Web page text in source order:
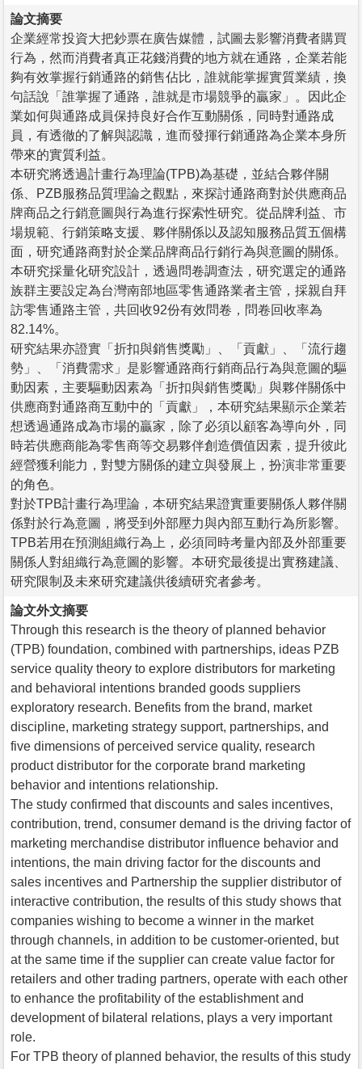
論文摘要
企業經常投資大把鈔票在廣告媒體，試圖去影響消費者購買
行為，然而消費者真正花錢消費的地方就在通路，企業若能
夠有效掌握行銷通路的銷售佔比，誰就能掌握實質業績，換
句話說「誰掌握了通路，誰就是市場競爭的贏家」。因此企
業如何與通路成員保持良好合作互動關係，同時對通路成
員，有透徹的了解與認識，進而發揮行銷通路為企業本身所
帶來的實質利益。
本研究將透過計畫行為理論(TPB)為基礎，並結合夥伴關
係、PZB服務品質理論之觀點，來探討通路商對於供應商品
牌商品之行銷意圖與行為進行探索性研究。從品牌利益、市
場規範、行銷策略支援、夥伴關係以及認知服務品質五個構
面，研究通路商對於企業品牌商品行銷行為與意圖的關係。
本研究採量化研究設計，透過問卷調查法，研究選定的通路
族群主要設定為台灣南部地區零售通路業者主管，採親自拜
訪零售通路主管，共回收92份有效問卷，問卷回收率為
82.14%。
研究結果亦證實「折扣與銷售獎勵」、「貢獻」、「流行趨
勢」、「消費需求」是影響通路商行銷商品行為與意圖的驅
動因素，主要驅動因素為「折扣與銷售獎勵」與夥伴關係中
供應商對通路商互動中的「貢獻」，本研究結果顯示企業若
想透過通路成為市場的贏家，除了必須以顧客為導向外，同
時若供應商能為零售商等交易夥伴創造價值因素，提升彼此
經營獲利能力，對雙方關係的建立與發展上，扮演非常重要
的角色。
對於TPB計畫行為理論，本研究結果證實重要關係人夥伴關
係對於行為意圖，將受到外部壓力與內部互動行為所影響。
TPB若用在預測組織行為上，必須同時考量內部及外部重要
關係人對組織行為意圖的影響。本研究最後提出實務建議、
研究限制及未來研究建議供後續研究者參考。
論文外文摘要
Through this research is the theory of planned behavior
(TPB) foundation, combined with partnerships, ideas PZB
service quality theory to explore distributors for marketing
and behavioral intentions branded goods suppliers
exploratory research. Benefits from the brand, market
discipline, marketing strategy support, partnerships, and
five dimensions of perceived service quality, research
product distributor for the corporate brand marketing
behavior and intentions relationship.
The study confirmed that discounts and sales incentives,
contribution, trend, consumer demand is the driving factor of
marketing merchandise distributor influence behavior and
intentions, the main driving factor for the discounts and
sales incentives and Partnership the supplier distributor of
interactive contribution, the results of this study shows that
companies wishing to become a winner in the market
through channels, in addition to be customer-oriented, but
at the same time if the supplier can create value factor for
retailers and other trading partners, operate with each other
to enhance the profitability of the establishment and
development of bilateral relations, plays a very important
role.
For TPB theory of planned behavior, the results of this study